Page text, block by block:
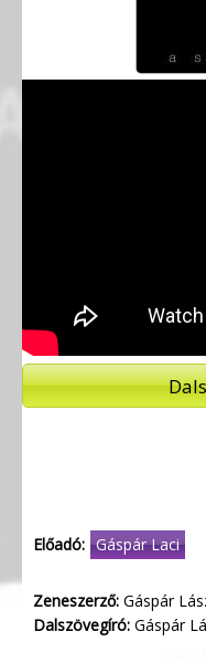
Előadó: Gáspár Laci
Zeneszerző: Gáspár
Dalszövegíró: Gáspár